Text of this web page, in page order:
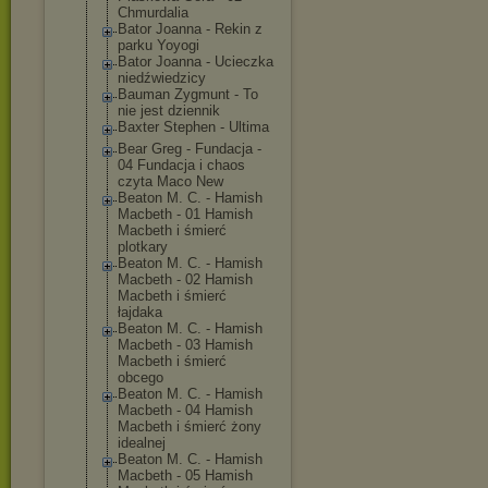
Chmurdalia
Bator Joanna - Rekin z
parku Yoyogi
Bator Joanna - Ucieczka
niedźwiedzicy
Bauman Zygmunt - To
nie jest dziennik
Baxter Stephen - Ultima
Bear Greg - Fundacja -
04 Fundacja i chaos
czyta Maco New
Beaton M. C. - Hamish
Macbeth - 01 Hamish
Macbeth i śmierć
plotkary
Beaton M. C. - Hamish
Macbeth - 02 Hamish
Macbeth i śmierć
łajdaka
Beaton M. C. - Hamish
Macbeth - 03 Hamish
Macbeth i śmierć
obcego
Beaton M. C. - Hamish
Macbeth - 04 Hamish
Macbeth i śmierć żony
idealnej
Beaton M. C. - Hamish
Macbeth - 05 Hamish